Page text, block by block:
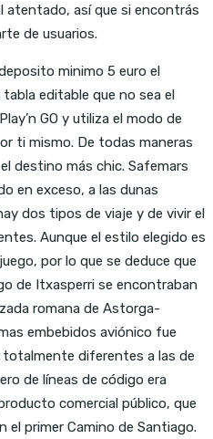
atentado, así que si encontrás
de usuarios.
minimo 5 euro el
editable que no sea el
GO y utiliza el modo de
ti mismo. De todas maneras
destino más chic. Safemars
en exceso, a las dunas
dos tipos de viaje y de vivir el
Aunque el estilo elegido es
por lo que se deduce que
de Itxasperri se encontraban
romana de Astorga-
embebidos aviónico fue
diferentes a las de
de líneas de código era
comercial público, que
primer Camino de Santiago.